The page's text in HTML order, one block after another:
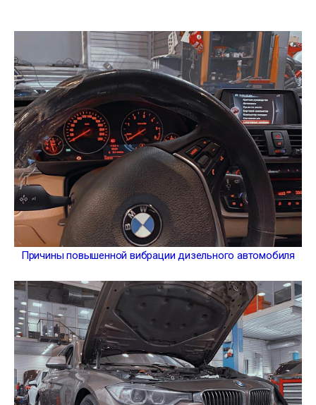
Причины повышенной вибрации дизельного автомобиля